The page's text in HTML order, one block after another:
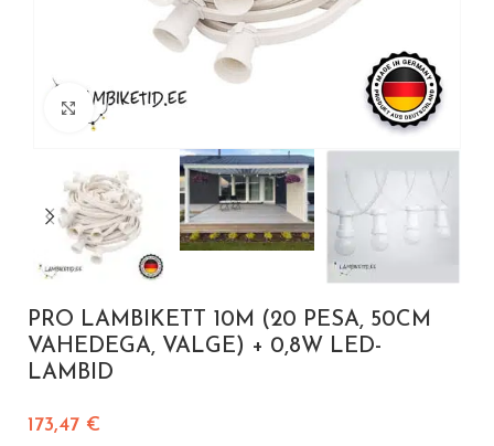
Vajuta suurendamiseks
PRO LAMBIKETT 10M (20 PESA, 50CM
VAHEDEGA, VALGE) + 0,8W LED-
LAMBID
173,47 €